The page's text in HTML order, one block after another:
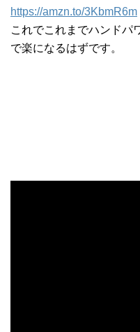
https://amzn.to/3KbmR6m
これでこれまでハンドパ
で楽になるはずです。